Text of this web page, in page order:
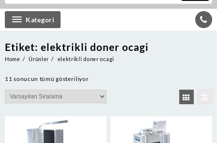
Kategori
Etiket: elektrikli doner ocagi
Home Ürünler elektrikli doner ocagi
11 sonucun tümü gösteriliyor